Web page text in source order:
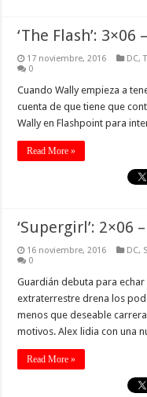
‘The Flash’: 3×06
17 noviembre, 2016 DC,
0
Cuando Wally empieza a
cuenta de que tiene que
Wally en Flashpoint para
Read More »
‘Supergirl’: 2×06
16 noviembre, 2016 DC,
0
Guardián debuta para
extraterrestre drena los
menos que deseable
motivos. Alex lidia con una
Read More »